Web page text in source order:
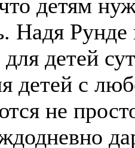
детям
Надя
детей
детей с
не